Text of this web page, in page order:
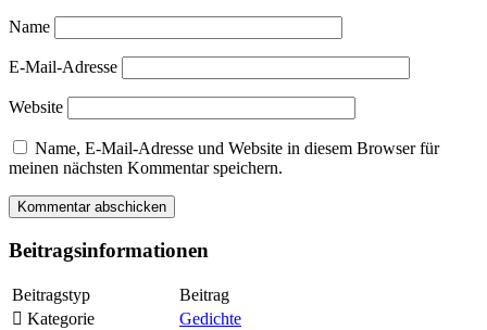
Name
E-Mail-Adresse
Website
Name, E-Mail-Adresse und Website in diesem Browser für
meinen nächsten Kommentar speichern.
Beitragsinformationen
Beitragstyp
Beitrag
Kategorie
Gedichte